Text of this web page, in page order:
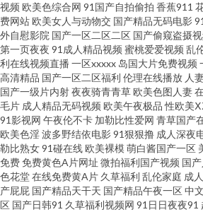
日干 欧美综合逼 伊人久久狼人 男人天堂五月天
超碰不卡 91插插插精品 97亚州色图 最新人妻AV
尤物 日本免费在线视频 欧美性爱AB 国产一二av
机69福利院 青青草原福利网 亚洲AV色色导航 日
产操碰 97超碰在线伊人 91超碰操逼18 国产人妖
卡影院 最新色片 国产少妇高潮视频 久久撸视频
视频 欧美色综合网 91国产自拍偷拍 香蕉911
费网站欧美女人与动物交 国产精品无码电影
外自慰影院 国产一区二区二区 国产偷窥盗摄
第一页夜夜 91成人精品视频 蜜桃爱爱视频 乱
利在线视频直播 一区xxxxx 岛国大片免费视频
高清精品 国产一区二区福利 伦理在线播放 人
国产一级片内射夜夜骑青青草欧美色图人妻
毛片 成人精品无码视频 欧美午夜极品 性欧美
91影视网 午夜伦不卡 加勒比性爱网 青草国产
欧美色淫波多野结依电影91狠狠撸 成人深夜
勒比熟女91碰在线欧美裸模萌白酱国产一区
免费免费黄色A片网址 微拍福利国产视频 国
色花堂在线免费黄A片 久草福利 乱伦家庭 成
产屁屁 国产精品天干天 国产精品午夜一区中
区 国产日韩91 久草福利视频网 91日日夜夜91